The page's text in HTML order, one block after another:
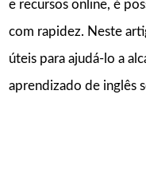
e recursos online, é
com rapidez. Neste
úteis para ajudá-lo a
aprendizado de inglês